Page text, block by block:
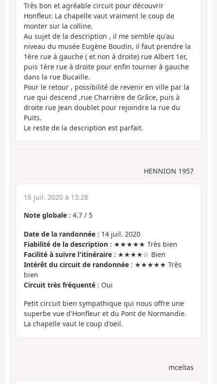
Très bon et agréable circuit pour découvrir
Honfleur. La chapelle vaut vraiment le coup de
monter sur la colline.
Au sujet de la description , il me semble qu'au
niveau du musée Eugène Boudin, il faut prendre la
1ère rue à gauche ( et non à droite) rue Albert 1er,
puis 1ère rue à droite pour enfin tourner à gauche
dans la rue Bucaille.
Pour le retour , possibilité de revenir en ville par la
rue qui descend ,rue Charrière de Grâce, puis à
droite rue Jean doublet pour rejoindre la rue du
Puits.
Le reste de la description est parfait.
HENNION 1957
16 juil. 2020 à 13:28
Note globale : 4.7 / 5
Date de la randonnée : 14 juil. 2020
Fiabilité de la description : ★★★★★ Très bien
Facilité à suivre l'itinéraire : ★★★★☆ Bien
Intérêt du circuit de randonnée : ★★★★★ Très
bien
Circuit très fréquenté : Oui
Petit circuit bien sympathique qui nous offre une
superbe vue d'Honfleur et du Pont de Normandie.
La chapelle vaut le coup d'oeil.
mceltas